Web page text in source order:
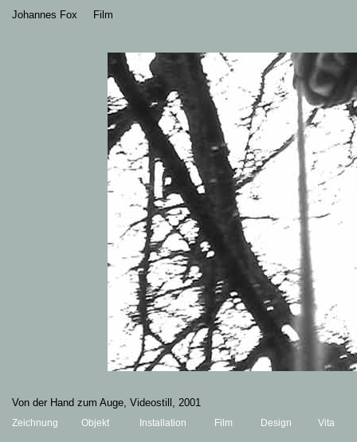
Johannes Fox Film
Von der Hand zum Auge, Videostill , 2001
Zeichnung Objekt Installation Film Design Vita